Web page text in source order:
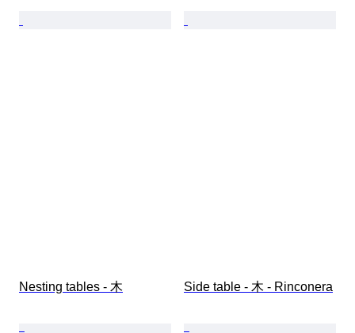
Nesting tables - 木 Side table - 木 - Rinconera